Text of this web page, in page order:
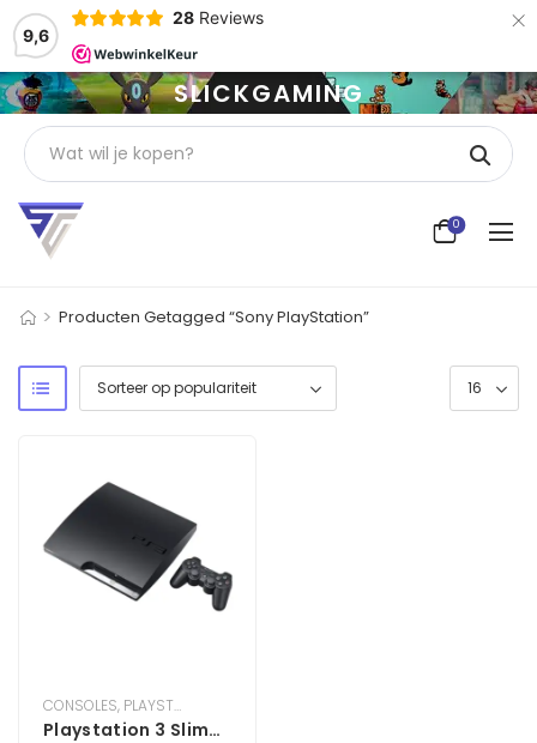
9,6
28 Reviews ×
SLICKGAMING
0
> Producten Getagged “Sony PlayStation”
CONSOLES, PLAYSTATION
Playstation 3 Slim